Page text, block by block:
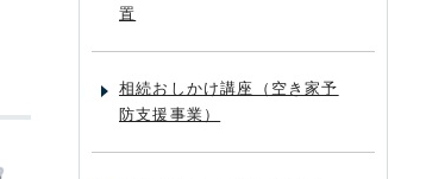
置
相続おしかけ講座（空き家予
防支援事業）